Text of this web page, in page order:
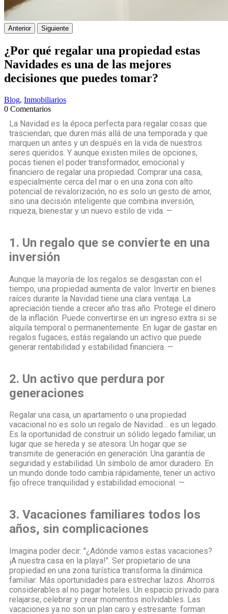
Anterior Siguiente
¿Por qué regalar una propiedad estas
Navidades es una de las mejores
decisiones que puedes tomar?
Blog, Inmobiliarios
0 Comentarios
La Navidad es la época perfecta para regalar cosas que
trasciendan, que duren más allá de una temporada y que
marquen un antes y un después en la vida de nuestros
seres queridos. Y aunque existen miles de opciones,
pocas tienen el poder transformador, emocional y
financiero de regalar una propiedad. Comprar una casa,
especialmente cerca del mar o en una zona con alto
potencial de revalorización, no es solo un gesto de amor,
sino una decisión inteligente que combina inversión,
riqueza, bienestar y un nuevo estilo de vida. —
1. Un regalo que se convierte en una
inversión
Aunque la mayoría de los regalos se desgastan con el
tiempo, una propiedad aumenta de valor. Invertir en bienes
raíces durante la Navidad tiene una clara ventaja: La
apreciación tiende a crecer año tras año. Protege el dinero
de la inflación. Puede convertirse en un ingreso extra si se
alquila temporal o permanentemente. En lugar de gastar en
regalos fugaces, estás regalando un activo que puede
generar rentabilidad y estabilidad financiera. —
2. Un activo que perdura por
generaciones
Regalar una casa, un apartamento o una propiedad
vacacional no es solo un regalo de Navidad… es un legado.
Es la oportunidad de construir un sólido legado familiar, un
lugar que se hereda y se atesora: Un hogar que se
transmite de generación en generación. Una garantía de
seguridad y estabilidad. Un símbolo de amor duradero. En
un mundo donde todo cambia rápidamente, tener un activo
fijo ofrece tranquilidad y estabilidad emocional. —
3. Vacaciones familiares todos los
años, sin complicaciones
Imagina poder decir: "¿Adónde vamos estas vacaciones?
¡A nuestra casa en la playa!". Ser propietario de una
propiedad en una zona turística transforma la dinámica
familiar: Más oportunidades para estrechar lazos. Ahorros
considerables al no pagar hoteles. Un espacio privado para
relajarse, celebrar y crear momentos inolvidables. Las
vacaciones ya no son un plan caro y estresante: forman